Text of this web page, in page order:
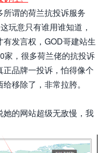
谓的荷兰抗投诉服务
玩意只有谁用谁知道，
发言权，GOD哥建站生
家，很多荷兰佬的抗投诉
品牌一投诉，怕得像个
移除了，非常拉胯。
的网站超级无敌慢，我